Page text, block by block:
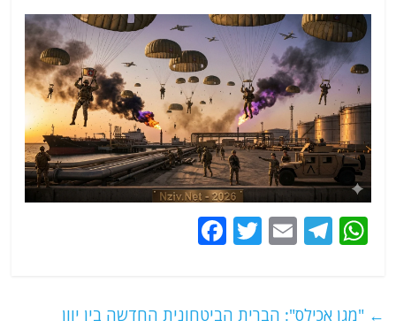
W
T
E
T
← "מגן אכילס": הברית הביטחונית החדשה בין יוון